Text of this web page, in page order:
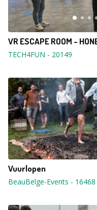
VR ESCAPE ROOM -
TECH4FUN - 20149
Vuurlopen
BeauBelge-Events - 16468